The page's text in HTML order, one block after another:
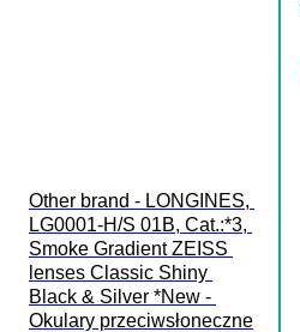
Other brand - LONGINES,
LG0001-H/S 01B, Cat.:*3,
Smoke Gradient ZEISS
lenses Classic Shiny
Black & Silver *New -
Okulary przeciwsłoneczne